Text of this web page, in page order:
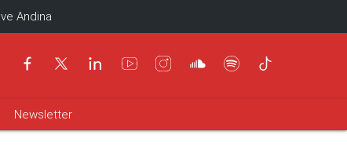
Andina
Newsletter